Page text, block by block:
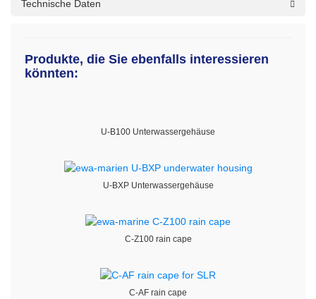
Technische Daten
Produkte, die Sie ebenfalls interessieren
könnten:
U-B100 Unterwassergehäuse
U-BXP Unterwassergehäuse
C-Z100 rain cape
C-AF rain cape